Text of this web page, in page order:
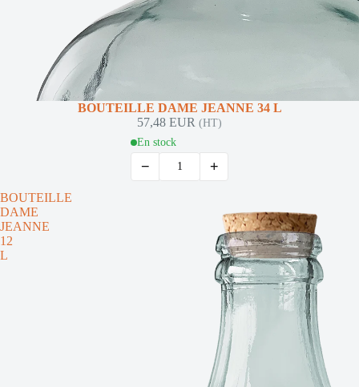
BOUTEILLE DAME JEANNE 34 L
57,48 EUR (HT)
En stock
− +
BOUTEILLE
DAME
JEANNE
12
L